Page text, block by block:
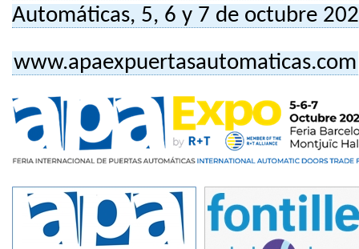
Automáticas, 5, 6 y 7 de octubre
www.apaexpuertasautomaticas.com